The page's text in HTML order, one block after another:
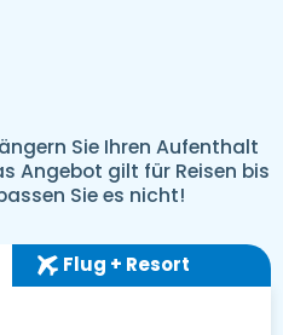
Sie Ihren Aufenthalt
Angebot gilt für Reisen bis
Sie es nicht!
Flug + Resort